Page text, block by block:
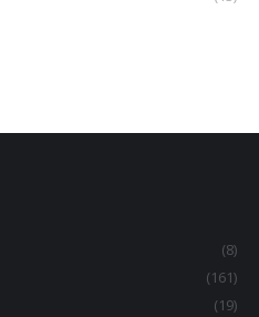
(8)
(161)
(19)